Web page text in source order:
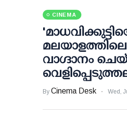
CINEMA
വാഗ്ദാനം
By Cinema Desk Wed,